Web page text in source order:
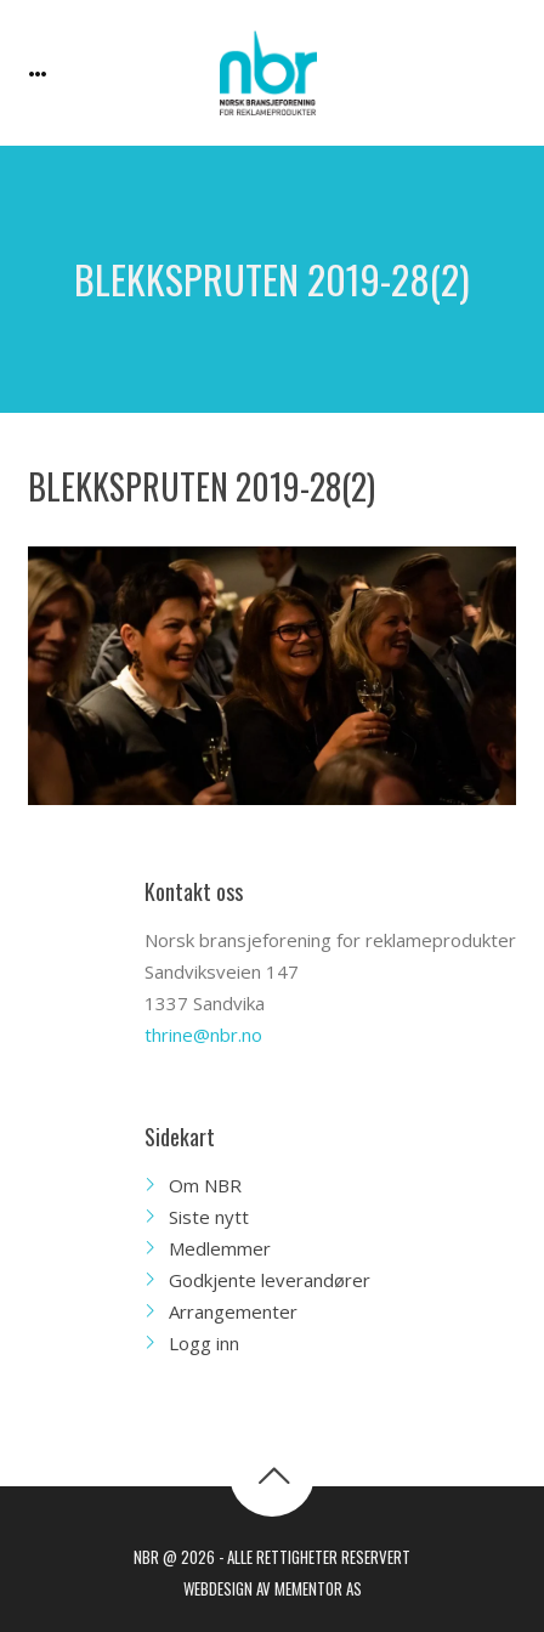
BLEKKSPRUTEN 2019-28(2)
BLEKKSPRUTEN 2019-28(2)
Kontakt oss
Norsk bransjeforening for reklameprodukter
Sandviksveien 147
1337 Sandvika
thrine@nbr.no
Sidekart
Om NBR
Siste nytt
Medlemmer
Godkjente leverandører
Arrangementer
Logg inn
NBR @ 2026 - ALLE RETTIGHETER RESERVERT
WEBDESIGN AV MEMENTOR AS